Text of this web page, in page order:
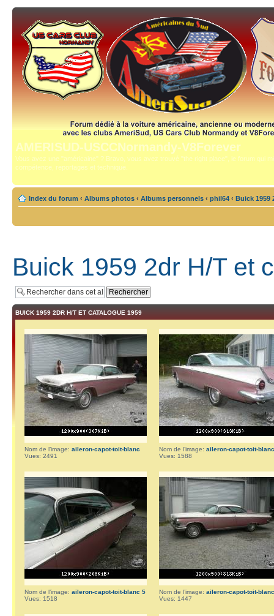
AMERISUD-USCCNormandy-V8Forever
Vous avez une "américaine" ? Bravo, vous avez trouvé "the right place", le forum qui
compétence, reportages et technique.
Index du forum ‹ Albums photos ‹ Albums personnels ‹ phil64 ‹ Buick 1959
Buick 1959 2dr H/T et
BUICK 1959 2DR H/T ET CATALOGUE 1959
Nom de l’image: aileron-capot-toit-blanc
Vues: 2491
Nom de l’image: aileron-capot-toit-
Vues: 1588
Nom de l’image: aileron-capot-toit-blanc 5
Vues: 1518
Nom de l’image: aileron-capot-toit-
Vues: 1447